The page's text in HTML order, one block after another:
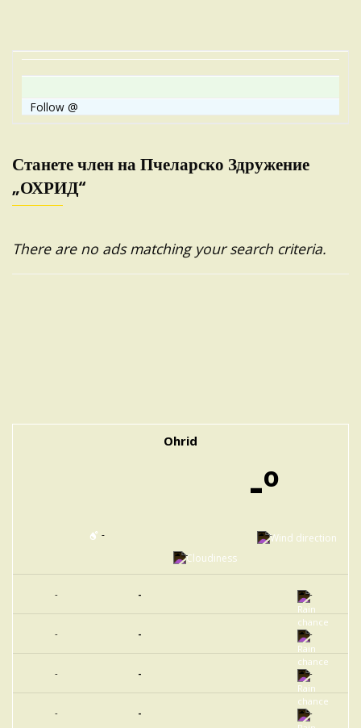
Follow @
Станете член на Пчеларско Здружение
„ОХРИД“
There are no ads matching your search criteria.
Ohrid
-º
-
-
-
- - -
- - -
- - -
- - -